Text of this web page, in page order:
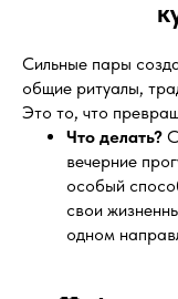
Сильные пары
общие ритуалы,
Это то, что
Что делать?
вечерние
особый
свои
одном